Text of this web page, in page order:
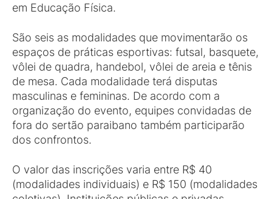
em Educação Física.
São seis as modalidades que movimentarão os
espaços de práticas esportivas: futsal, basquete,
vôlei de quadra, handebol, vôlei de areia e tênis
de mesa. Cada modalidade terá disputas
masculinas e femininas. De acordo com a
organização do evento, equipes convidadas de
fora do sertão paraibano também participarão
dos confrontos.
O valor das inscrições varia entre R$ 40
(modalidades individuais) e R$ 150 (modalidades